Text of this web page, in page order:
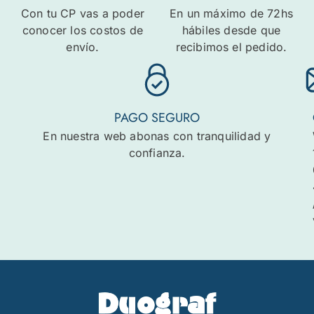
Con tu CP vas a poder
conocer los costos de
envío.
En un máximo de 72hs
hábiles desde que
recibimos el pedido.
PAGO SEGURO
En nuestra web abonas con tranquilidad y
confianza.